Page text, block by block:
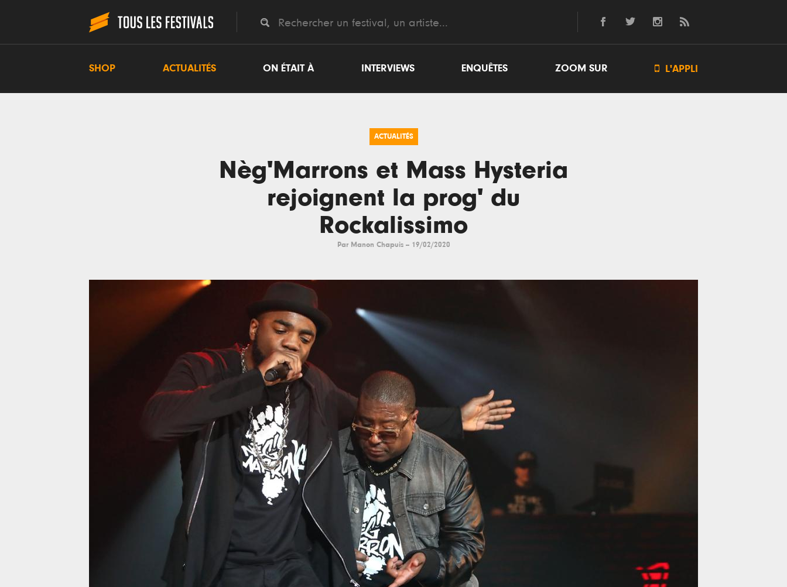
SHOP ACTUALITÉS ON ÉTAIT À INTERVIEWS ENQUÊTES ZOOM SUR  L'APPLI
ACTUALITÉS
Nèg'Marrons et Mass Hysteria
rejoignent la prog' du
Rockalissimo
Par Manon Chapuis -- 19/02/2020